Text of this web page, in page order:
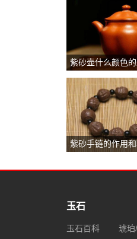
紫砂壶什么颜色
玉石
玉石百科 琥珀